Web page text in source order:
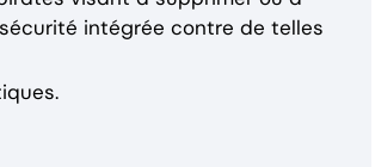
intégrée contre de telles